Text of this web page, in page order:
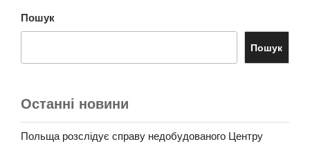
Пошук
Пошук
Останні новини
Польща розслідує справу недобудованого Центру